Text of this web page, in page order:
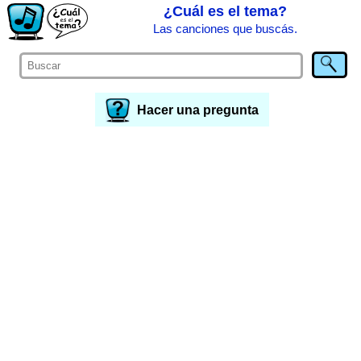
¿Cuál es el tema?
Las canciones que buscás.
Hacer una pregunta